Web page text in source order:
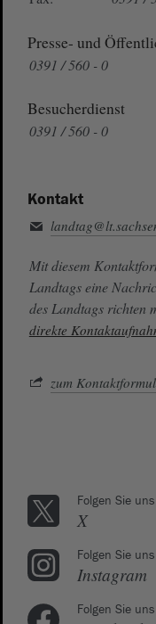
Presse- und
0391 / 560 - 0
Besucherdienst
0391 / 560 - 0
Kontakt
Mit diesem
Landtags eine
des Landtags richten
direkte
zum
Folgen Sie
X
Folgen Sie
Instagram
Folgen Sie